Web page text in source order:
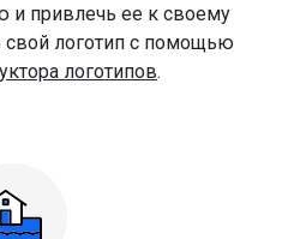
и привлечь ее к своему
свой логотип с помощью
логотипов.